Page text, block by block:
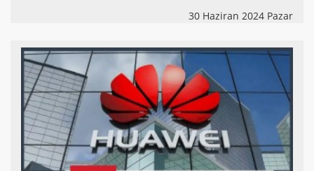
30 Haziran 2024 Pazar